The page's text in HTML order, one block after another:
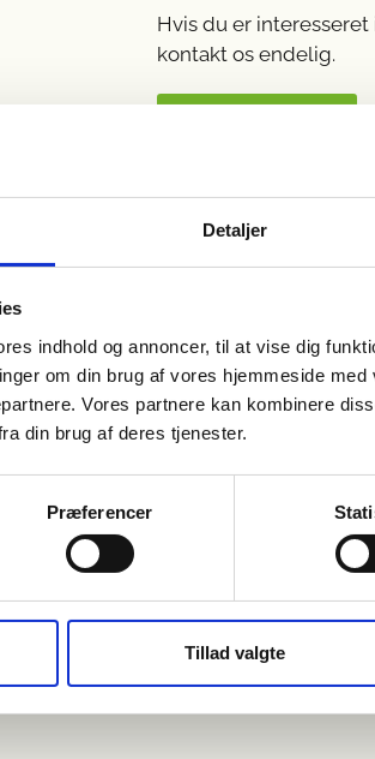
Detaljer
indhold og annoncer, til at vise dig
om din brug af vores hjemmeside
Vores partnere kan kombinere
din brug af deres tjenester.
Præferencer
Tillad valgte
Hvis du er
kontakt os endelig.
bl.a.